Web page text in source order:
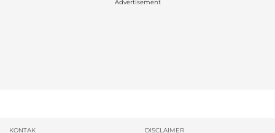
Advertisement
KONTAK DISCLAIMER